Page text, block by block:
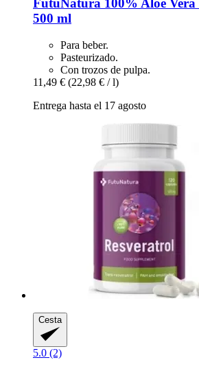
FutuNatura 100% Aloe
500 ml
Para beber.
Pasteurizado.
Con trozos de pulpa.
11,49 € (22,98 € / l)
Entrega hasta el 17 agosto
Cesta
5.0 (2)